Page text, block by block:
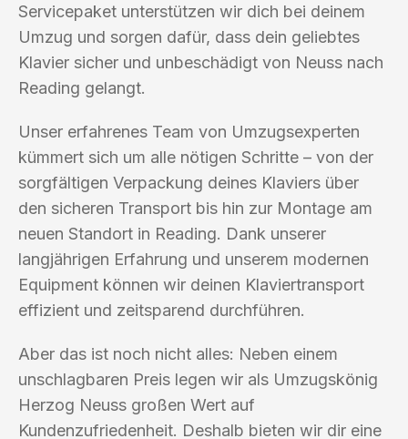
Servicepaket unterstützen wir dich bei deinem
Umzug und sorgen dafür, dass dein geliebtes
Klavier sicher und unbeschädigt von Neuss nach
Reading gelangt.
Unser erfahrenes Team von Umzugsexperten
kümmert sich um alle nötigen Schritte – von der
sorgfältigen Verpackung deines Klaviers über
den sicheren Transport bis hin zur Montage am
neuen Standort in Reading. Dank unserer
langjährigen Erfahrung und unserem modernen
Equipment können wir deinen Klaviertransport
effizient und zeitsparend durchführen.
Aber das ist noch nicht alles: Neben einem
unschlagbaren Preis legen wir als Umzugskönig
Herzog Neuss großen Wert auf
Kundenzufriedenheit. Deshalb bieten wir dir eine